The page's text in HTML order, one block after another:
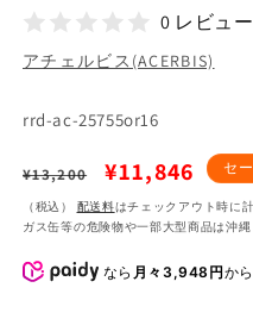
0 レビュー
アチェルビス(ACERBIS)
SKU:
rrd-ac-25755or16
通
常
価
格
¥13,200
セ
ー
ル
価
¥11,846 セ
（税込） 配送料はチェックアウト時に
ガス缶等の危険物や一部大型商品は沖
なら 月々3,948円か